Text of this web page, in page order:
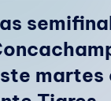
martes